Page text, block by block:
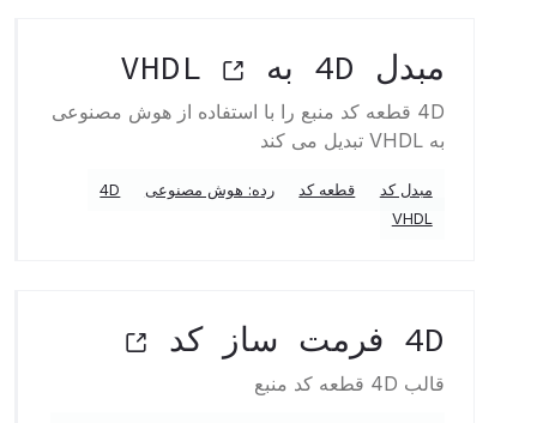
مبدل 4D به VHDL
4D قطعه کد منبع را با استفاده از هوش مصنوعی
به VHDL تبدیل می کند
مبدل کد قطعه کد رده: هوش مصنوعی
4D
VHDL
4D فرمت ساز کد
قالب 4D قطعه کد منبع